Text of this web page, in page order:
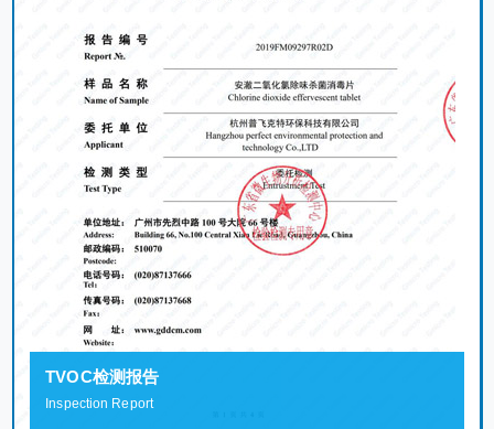
TVOC检测报告
Inspection Report